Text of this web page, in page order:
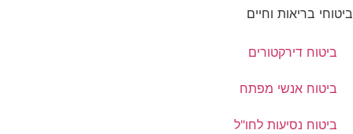
ביטוחי בריאות וחיים
ביטוח דירקטורים
ביטוח אנשי מפתח
ביטוח נסיעות לחו"ל